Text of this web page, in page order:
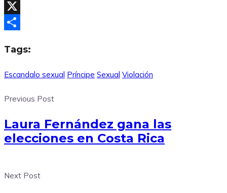
Facebook
X
Tags:
Escandalo sexual Príncipe Sexual Violación
Previous Post
Laura Fernández gana las
elecciones en Costa Rica
Next Post